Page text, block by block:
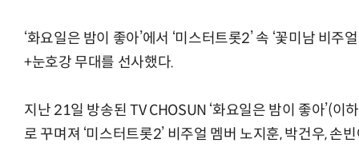
‘화요일은 밤이 좋아’에서 ‘미스터트롯2’ 속 ‘꽃미남 비
+눈호강 무대를 선사했다.
지난 21일 방송된 TV CHOSUN ‘화요일은 밤이 좋아’(이
로 꾸며져 ‘미스터트롯2’ 비주얼 멤버 노지훈, 박건우, 손